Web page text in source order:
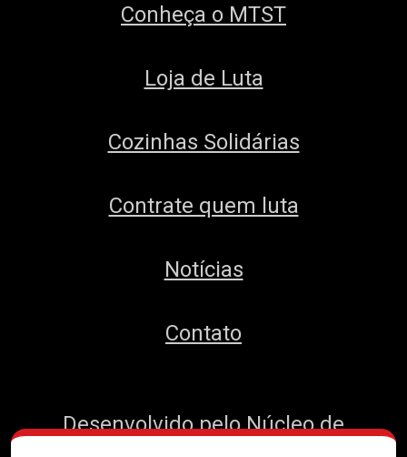
Conheça o MTST
Loja de Luta
Cozinhas Solidárias
Contrate quem luta
Notícias
Contato
Desenvolvido peloNúcleo de